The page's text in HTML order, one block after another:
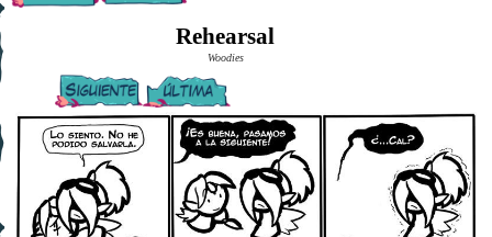
Rehearsal
Woodies